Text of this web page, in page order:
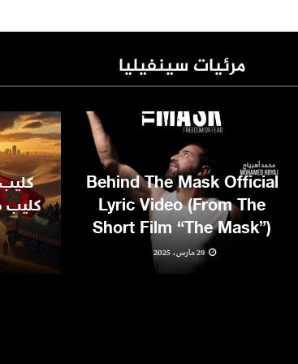
مرئيات سينفيليا
Behind The Mask Official
Lyric Video (From The
Short Film “The Mask”)
29 مارس، 2025
كليب